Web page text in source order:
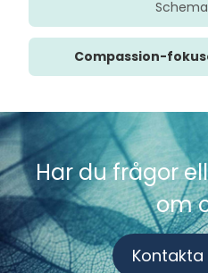
Compassion-
Har du frågor
om